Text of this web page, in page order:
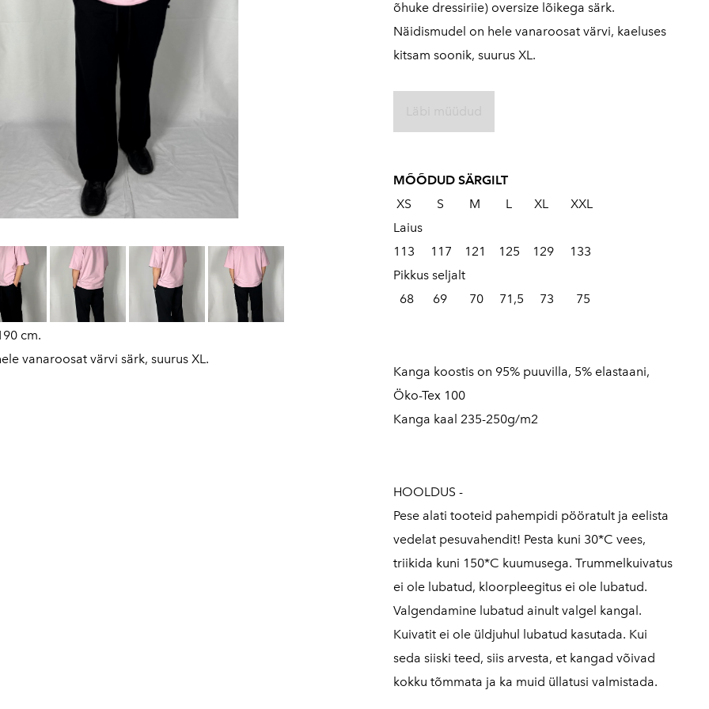
cm.
vanaroosat värvi särk, suurus XL.
õhuke dressiriie) oversize lõikega särk.
Näidismudel on hele vanaroosat värvi, kaeluses
kitsam soonik, suurus XL.
MÕÕDUD SÄRGILT
XS S M L XL XXL
Laius
113 117 121 125 129 133
Pikkus seljalt
68 69 70 71,5 73 75
Kanga koostis on 95% puuvilla, 5% elastaani,
Öko-Tex 100
Kanga kaal 235-250g/m2
HOOLDUS -
Pese alati tooteid pahempidi pööratult ja eelista
vedelat pesuvahendit! Pesta kuni 30*C vees,
triikida kuni 150*C kuumusega. Trummelkuivatus
ei ole lubatud, kloorpleegitus ei ole lubatud.
Valgendamine lubatud ainult valgel kangal.
Kuivatit ei ole üldjuhul lubatud kasutada. Kui
seda siiski teed, siis arvesta, et kangad võivad
kokku tõmmata ja ka muid üllatusi valmistada.